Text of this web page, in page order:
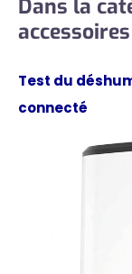
Dans la
Test du
connecté